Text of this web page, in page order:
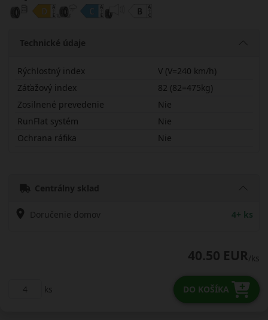
Technické údaje
Rýchlostný index
V (V=240 km/h)
Záťažový index
82 (82=475kg)
Zosilnené prevedenie
Nie
RunFlat systém
Nie
Ochrana ráfika
Nie
Centrálny sklad
Doručenie domov 4+ ks
40.50 EUR/ks
ks DO KOŠÍKA